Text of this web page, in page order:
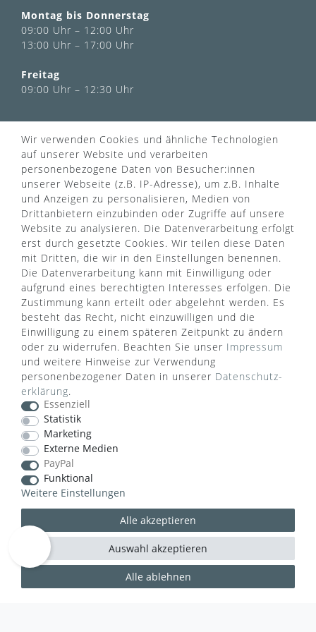
Montag bis Donnerstag
09:00 Uhr – 12:00 Uhr
13:00 Uhr – 17:00 Uhr
Freitag
09:00 Uhr – 12:30 Uhr
Über uns
Kontaktformular
FAQ
Türgriff Lexikon
Widerrufsrecht
Sitemap
AGB
Zahlung & Versand
Datenschutz
Impressum
Rücksendung
Markenwelt
Widerruf erklären
ZAHLUNGSARTEN
VERSANDART
Wir verwenden Cookies und ähnliche Technologien
auf unserer Website und verarbeiten
personenbezogene Daten von Besucher:innen
unserer Webseite (z.B. IP-Adresse), um z.B. Inhalte
und Anzeigen zu personalisieren, Medien von
Drittanbietern einzubinden oder Zugriffe auf unsere
Website zu analysieren. Die Datenverarbeitung erfolgt
erst durch gesetzte Cookies. Wir teilen diese Daten
mit Dritten, die wir in den Einstellungen benennen.
Die Datenverarbeitung kann mit Einwilligung oder
aufgrund eines berechtigten Interesses erfolgen. Die
Zustimmung kann erteilt oder abgelehnt werden. Es
besteht das Recht, nicht einzuwilligen und die
Einwilligung zu einem späteren Zeitpunkt zu ändern
oder zu widerrufen. Beachten Sie unser Impressum
und weitere Hinweise zur Verwendung
personenbezogener Daten in unserer Daten­schutz­
erklärung.
Essenziell
Statistik
Marketing
Externe Medien
PayPal
Funktional
Weitere Einstellungen
Alle akzeptieren
Alle ablehnen
Auswahl akzeptieren